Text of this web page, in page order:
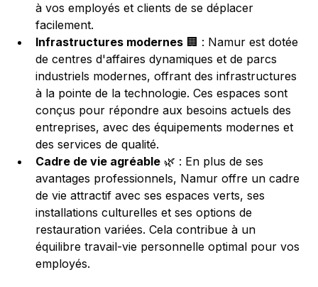
à vos employés et clients de se déplacer
facilement.
Infrastructures modernes 🏢 : Namur est dotée
de centres d'affaires dynamiques et de parcs
industriels modernes, offrant des infrastructures
à la pointe de la technologie. Ces espaces sont
conçus pour répondre aux besoins actuels des
entreprises, avec des équipements modernes et
des services de qualité.
Cadre de vie agréable 🌿 : En plus de ses
avantages professionnels, Namur offre un cadre
de vie attractif avec ses espaces verts, ses
installations culturelles et ses options de
restauration variées. Cela contribue à un
équilibre travail-vie personnelle optimal pour vos
employés.